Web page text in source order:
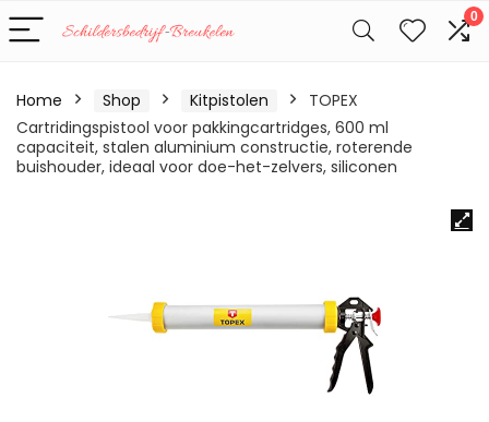
0
Home Shop Kitpistolen
TOPEX
Cartridingspistool voor pakkingcartridges, 600 ml
capaciteit, stalen aluminium constructie, roterende
buishouder, ideaal voor doe-het-zelvers, siliconen